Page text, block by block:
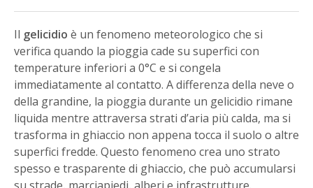
Il gelicidio è un fenomeno meteorologico che si
verifica quando la pioggia cade su superfici con
temperature inferiori a 0°C e si congela
immediatamente al contatto. A differenza della neve o
della grandine, la pioggia durante un gelicidio rimane
liquida mentre attraversa strati d’aria più calda, ma si
trasforma in ghiaccio non appena tocca il suolo o altre
superfici fredde. Questo fenomeno crea uno strato
spesso e trasparente di ghiaccio, che può accumularsi